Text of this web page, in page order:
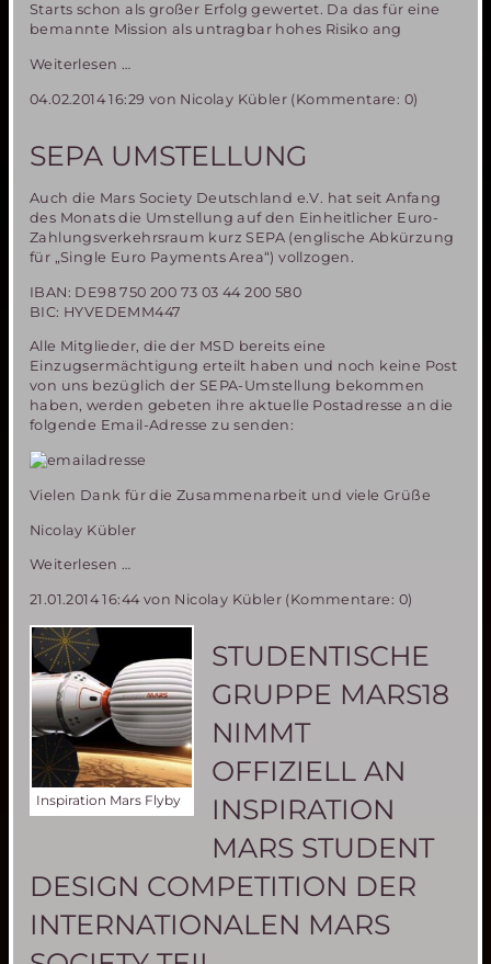
Starts schon als großer Erfolg gewertet. Da das für eine
bemannte Mission als untragbar hohes Risiko ang
Weiterlesen …
Columbia
zu
bemannten
Missionen
04.02.2014 16:29 von Nicolay Kübler (Kommentare: 0)
SEPA UMSTELLUNG
Auch die Mars Society Deutschland e.V. hat seit Anfang
des Monats die Umstellung auf den Einheitlicher Euro-
Zahlungsverkehrsraum kurz SEPA (englische Abkürzung
für „Single Euro Payments Area“) vollzogen.
IBAN: DE98 750 200 73 03 44 200 580
BIC: HYVEDEMM447
Alle Mitglieder, die der MSD bereits eine
Einzugsermächtigung erteilt haben und noch keine Post
von uns bezüglich der SEPA-Umstellung bekommen
haben, werden gebeten ihre aktuelle Postadresse an die
folgende Email-Adresse zu senden:
Vielen Dank für die Zusammenarbeit und viele Grüße
Nicolay Kübler
Weiterlesen …
21.01.2014 16:44von Nicolay Kübler (Kommentare: 0)
Inspiration Mars Flyby
STUDENTISCHE
GRUPPE MARS18
NIMMT
OFFIZIELL AN
INSPIRATION
MARS STUDENT
DESIGN COMPETITION DER
INTERNATIONALEN MARS